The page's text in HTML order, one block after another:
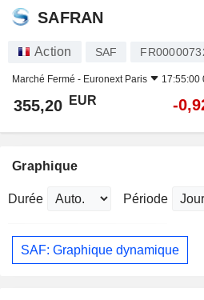
SAFRAN
Action SAF
Marché Fermé - Euronext Paris 17:55:00
355,20 EUR -
Graphique
Durée Période
SAF: Graphique dynamique